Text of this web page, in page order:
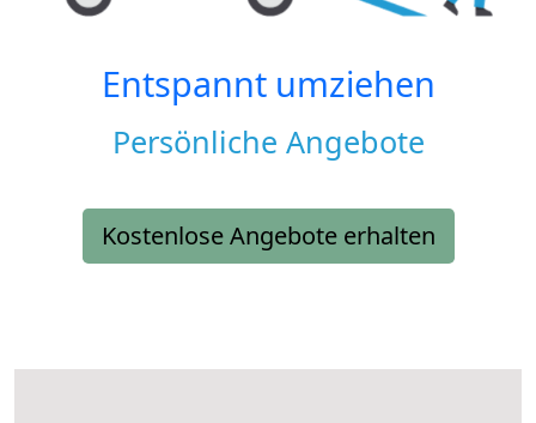
Entspannt umziehen
Persönliche Angebote
Kostenlose Angebote erhalten